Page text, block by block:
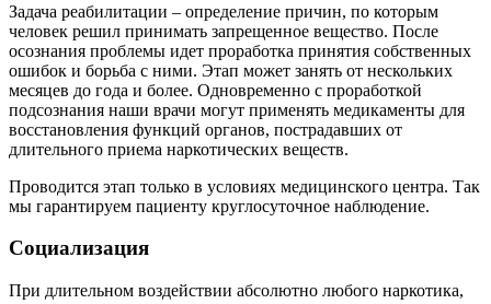
Задача реабилитации – определение причин, по которым
человек решил принимать запрещенное вещество. После
осознания проблемы идет проработка принятия собственных
ошибок и борьба с ними. Этап может занять от нескольких
месяцев до года и более. Одновременно с проработкой
подсознания наши врачи могут применять медикаменты для
восстановления функций органов, пострадавших от
длительного приема наркотических веществ.
Проводится этап только в условиях медицинского центра. Так
мы гарантируем пациенту круглосуточное наблюдение.
Социализация
При длительном воздействии абсолютно любого наркотика,